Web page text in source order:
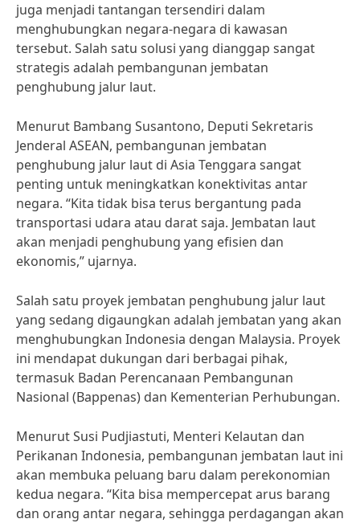
juga menjadi tantangan tersendiri dalam
menghubungkan negara-negara di kawasan
tersebut. Salah satu solusi yang dianggap sangat
strategis adalah pembangunan jembatan
penghubung jalur laut.
Menurut Bambang Susantono, Deputi Sekretaris
Jenderal ASEAN, pembangunan jembatan
penghubung jalur laut di Asia Tenggara sangat
penting untuk meningkatkan konektivitas antar
negara. “Kita tidak bisa terus bergantung pada
transportasi udara atau darat saja. Jembatan laut
akan menjadi penghubung yang efisien dan
ekonomis,” ujarnya.
Salah satu proyek jembatan penghubung jalur laut
yang sedang digaungkan adalah jembatan yang akan
menghubungkan Indonesia dengan Malaysia. Proyek
ini mendapat dukungan dari berbagai pihak,
termasuk Badan Perencanaan Pembangunan
Nasional (Bappenas) dan Kementerian Perhubungan.
Menurut Susi Pudjiastuti, Menteri Kelautan dan
Perikanan Indonesia, pembangunan jembatan laut ini
akan membuka peluang baru dalam perekonomian
kedua negara. “Kita bisa mempercepat arus barang
dan orang antar negara, sehingga perdagangan akan